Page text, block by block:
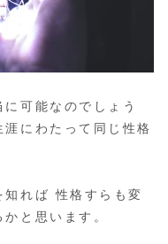
可能なのでしょう
にわたって同じ性格
れば 性格すらも変
と思います。